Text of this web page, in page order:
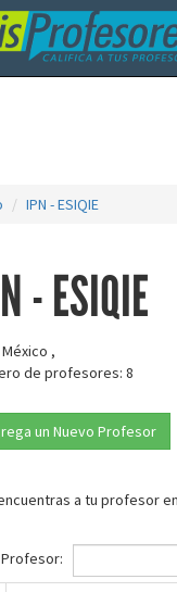
IPN - ESIQIE
- ESIQIE
México ,
de profesores: 8
un Nuevo Profesor
a tu profesor